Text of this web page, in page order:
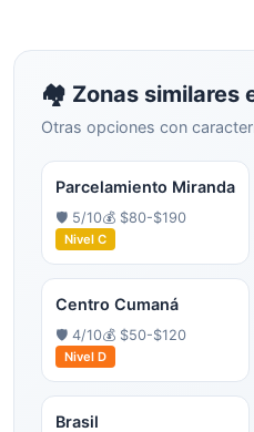
🏘️ Zonas similares
Otras opciones con
Parcelamiento Miranda
🛡️ 5/10💰 $80-$190
Nivel C
Centro Cumaná
🛡️ 4/10💰 $50-$120
Nivel D
Brasil